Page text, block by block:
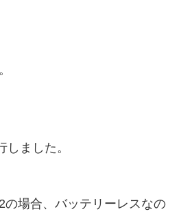
ました。
場合、バッテリーレスなの